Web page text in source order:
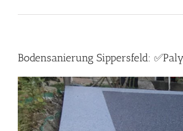
Bodensanierung Sippersfeld: